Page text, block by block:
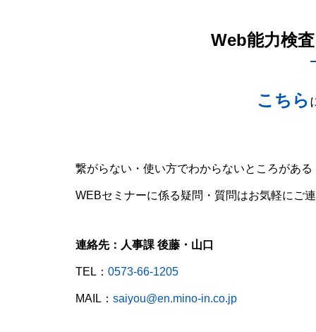
Web能力検
こちら
繋がらない・使い方でわからないところがあ
WEBセミナーに係る疑問・質問はお気軽にご
連絡先：人事課 後藤・山口
TEL： 0573-66-1205
MAIL： saiyou@en.mino-in.co.jp